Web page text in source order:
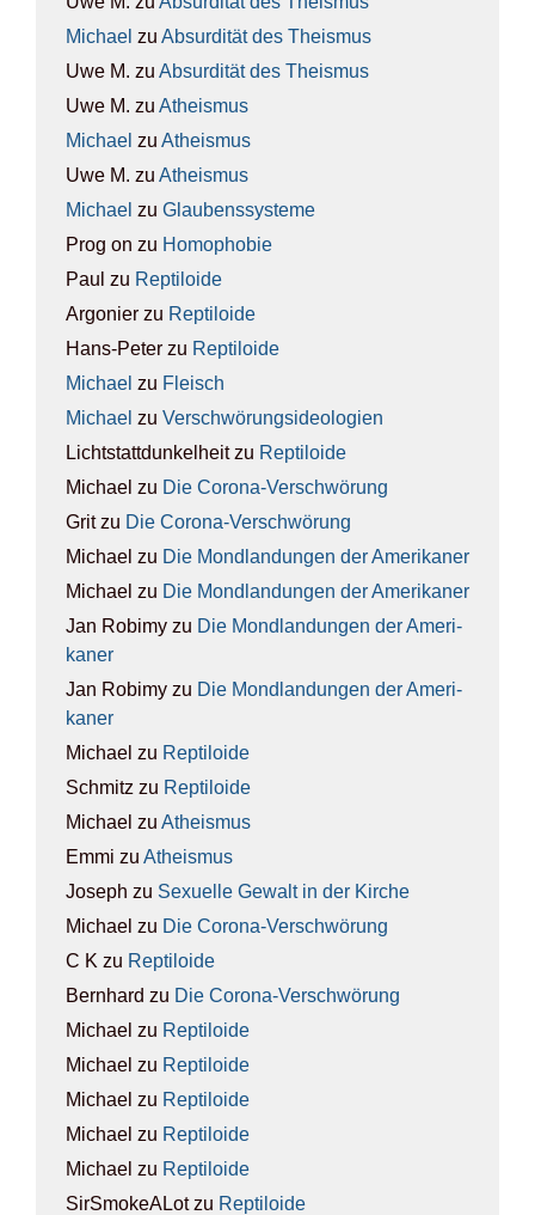
Michael zu Absur­di­tät des The­is­mus
Uwe M. zu Absur­di­tät des The­is­mus
Uwe M. zu Athe­is­mus
Michael zu Athe­is­mus
Uwe M. zu Athe­is­mus
Michael zu Glau­bens­sys­te­me
Prog on zu Homo­pho­bie
Paul zu Rep­ti­lo­ide
Argonier zu Rep­ti­lo­ide
Hans-Peter zu Rep­ti­lo­ide
Michael zu Fleisch
Michael zu Ver­schwö­rungs­ideo­lo­gien
Lichtstattdunkelheitzu Rep­ti­lo­ide
Michael zu Die Coro­na-Ver­schwö­rung
Gritzu Die Coro­na-Ver­schwö­rung
Michael zu Die Mond­lan­dun­gen der Ame­ri­ka­ner
Michael zu Die Mond­lan­dun­gen der Ame­ri­ka­ner
Jan Robimy zu Die Mond­lan­dun­gen der Ame­ri­
ka­ner
Jan Robimy zu Die Mond­lan­dun­gen der Ame­ri­
ka­ner
Michael zu Rep­ti­lo­ide
Schmitz zu Rep­ti­lo­ide
Michael zu Athe­is­mus
Emmi zu Athe­is­mus
Joseph zu Sexu­el­le Gewalt in der Kir­che
Michael zu Die Coro­na-Ver­schwö­rung
C K zu Rep­ti­lo­ide
Bernhard zu Die Coro­na-Ver­schwö­rung
Michael zu Rep­ti­lo­ide
Michael zu Rep­ti­lo­ide
Michael zu Rep­ti­lo­ide
Michael zu Rep­ti­lo­ide
Michael zu Rep­ti­lo­ide
SirSmokeALotzu Rep­ti­lo­ide